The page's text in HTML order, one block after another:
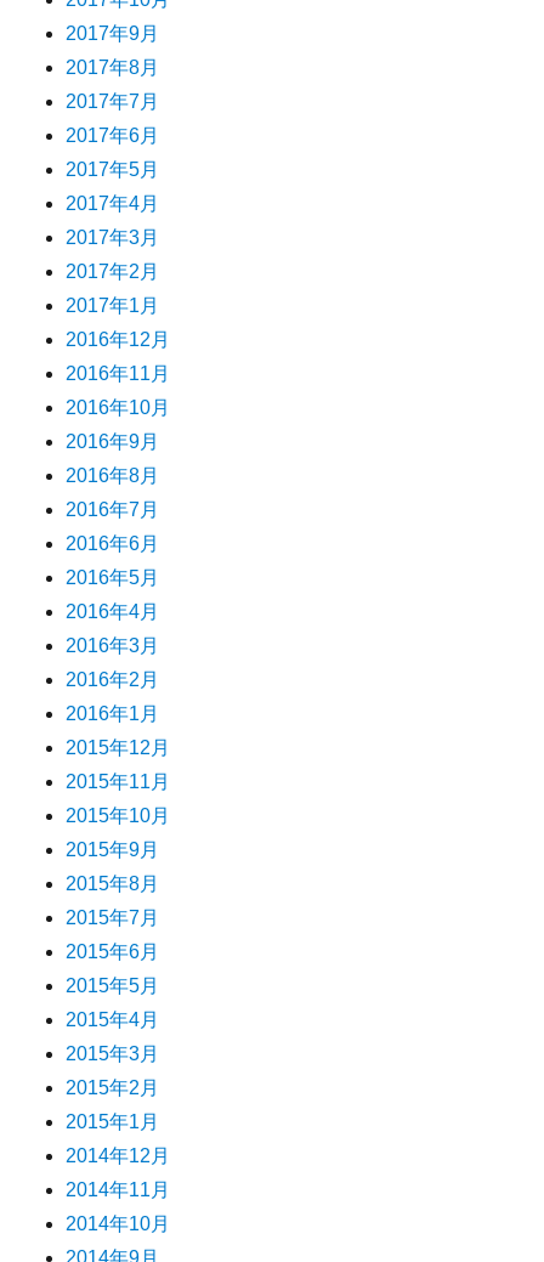
2017年9月
2017年8月
2017年7月
2017年6月
2017年5月
2017年4月
2017年3月
2017年2月
2017年1月
2016年12月
2016年11月
2016年10月
2016年9月
2016年8月
2016年7月
2016年6月
2016年5月
2016年4月
2016年3月
2016年2月
2016年1月
2015年12月
2015年11月
2015年10月
2015年9月
2015年8月
2015年7月
2015年6月
2015年5月
2015年4月
2015年3月
2015年2月
2015年1月
2014年12月
2014年11月
2014年10月
2014年9月